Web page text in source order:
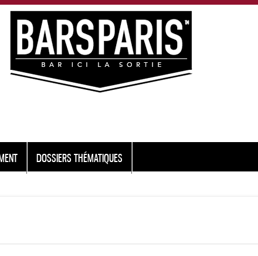
DOSSIERS THÉMATIQUES